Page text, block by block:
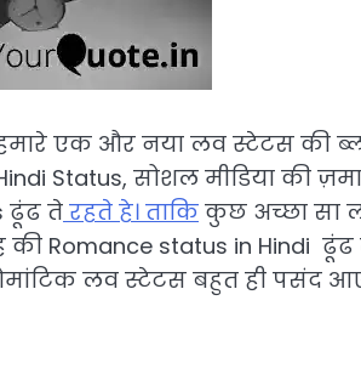
एक और नया लव स्टेटस की
Status, सोशल मीडिया की
ढूंढ ते रहते हे। ताकि कुछ अच्छा सा
status in Hindi ढूंढ
लव स्टेटस बहुत ही पसंद